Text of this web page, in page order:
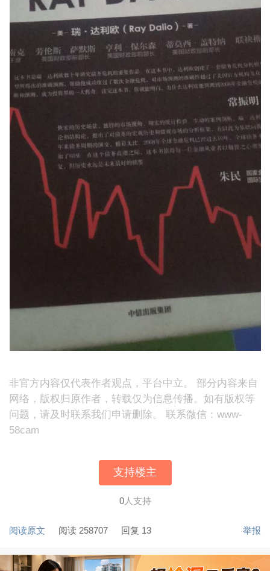
非官方内容仅代表作者观点，平台中立。 部分内容来自
网络，版权归原作者，转载仅为信息传播。如有版权等
问题，请及时联系我们申请删除。 联系微信：www-
58cam
支持楼主
0人支持
阅读原文 阅读 258707 回复 13 举报